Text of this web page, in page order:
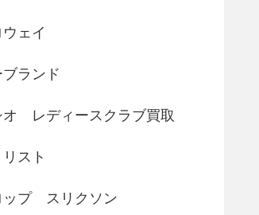
ェイ
ランド
オ レディースクラブ買取
スト
ップ スリクソン